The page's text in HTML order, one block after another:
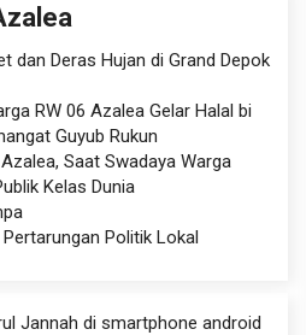
dan Deras Hujan di Grand Depok
RW 06 Azalea Gelar Halal bi
Guyub Rukun
Saat Swadaya Warga
Kelas Dunia
Politik Lokal
Jannah di smartphone android